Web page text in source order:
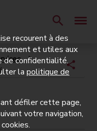
recourent à des
et utiles aux
de confidentialité.
la politique de
défiler cette page,
votre navigation,